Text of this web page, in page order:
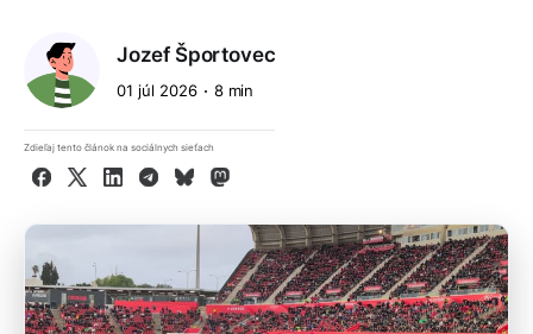
Jozef Športovec
01 júl 2026 8 min
Zdieľaj tento článok na sociálnych sieťach
Facebook
X LinkedInTelegram
BlueskyMastodon